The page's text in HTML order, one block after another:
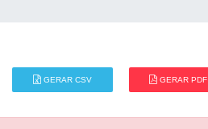
GERAR CSV GERAR PDF